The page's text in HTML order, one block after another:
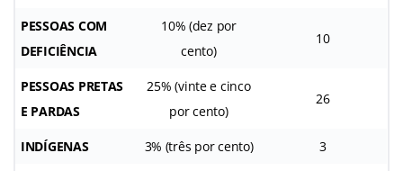
PESSOAS COM
DEFICIÊNCIA
10% (dez por
cento)
10
PESSOAS PRETAS
E PARDAS
25% (vinte e cinco
por cento)
26
INDÍGENAS 3% (três por cento) 3